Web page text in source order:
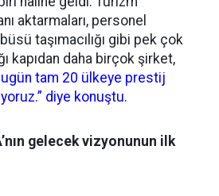
aktarmaları, personel
taşımacılığı gibi pek çok
kapıdan daha birçok şirket,
tam 20 ülkeye prestij
diye konuştu.
gelecek vizyonunun ilk